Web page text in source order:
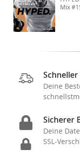
Mix
Deine
Sicherer
Deine
SSL-